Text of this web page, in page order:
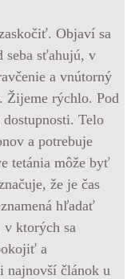
Objaví sa
seba sťahujú, v
a vnútorný
Žijeme rýchlo. Pod
Telo
a potrebuje
tetánia môže byť
že je čas
hľadať
ktorých sa
a
najnovší článok u